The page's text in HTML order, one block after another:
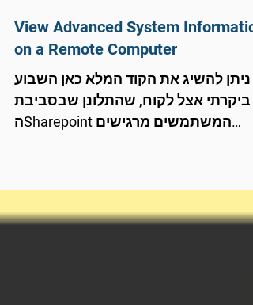
View Advanced System
on a Remote Computer
ניתן להשיג את הקוד המלא כאן השבוע
ביקרתי אצל לקוח, שהתלונן שבסביבת
איטיות. הסביבה שעליה יושב השרת(ים)
הינה...